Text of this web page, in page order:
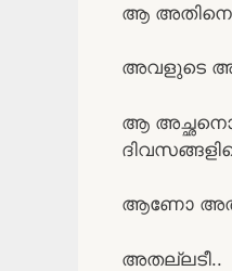
ആ
അവളുടെ
ആ
ആണോ അതു
അതല്ലടീ..